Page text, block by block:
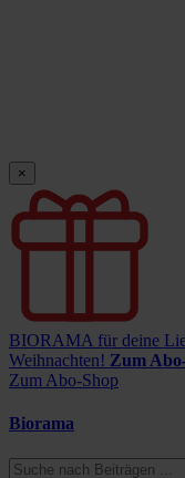
×
BIORAMA für deine
Weihnachten! Zum
Zum Abo-Shop
Biorama